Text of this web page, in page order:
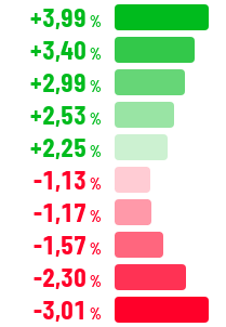
+3,99 %
+3,40 %
+2,99 %
+2,53 %
+2,25 %
-1,13 %
-1,17 %
-1,57 %
-2,30 %
-3,01 %